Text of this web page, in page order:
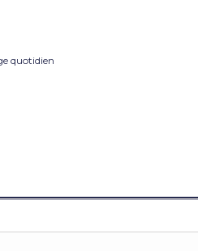
quotidien